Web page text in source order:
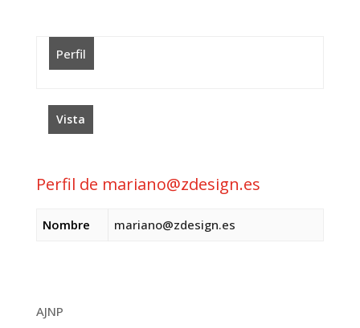
Perfil
Vista
Perfil de mariano@zdesign.es
Nombre mariano@zdesign.es
AJNP